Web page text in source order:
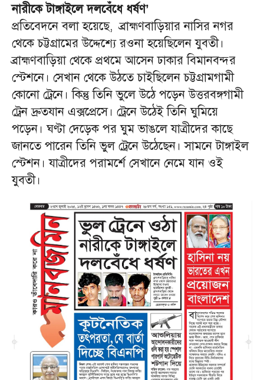
নারীকে টাঙ্গাইলে দলবেঁধে ধর্ষণ’
প্রতিবেদনে বলা হয়েছে, ব্রাহ্মণবাড়িয়ার নাসির নগর
থেকে চট্টগ্রামের উদ্দেশ্যে রওনা হয়েছিলেন যুবতী।
ব্রাহ্মণবাড়িয়া থেকে প্রথমে আসেন ঢাকার বিমানবন্দর
স্টেশনে। সেখান থেকে উঠতে চাইছিলেন চট্টগ্রামগামী
কোনো ট্রেনে। কিন্তু তিনি ভুলে উঠে পড়েন উত্তরবঙ্গগামী
ট্রেন দ্রুতযান এক্সপ্রেসে। ট্রেনে উঠেই তিনি ঘুমিয়ে
পড়েন। ঘণ্টা দেড়েক পর ঘুম ভাঙলে যাত্রীদের কাছে
জানতে পারেন তিনি ভুল ট্রেনে উঠেছেন। সামনে টাঙ্গাইল
স্টেশন। যাত্রীদের পরামর্শে সেখানে নেমে যান ওই
যুবতী।